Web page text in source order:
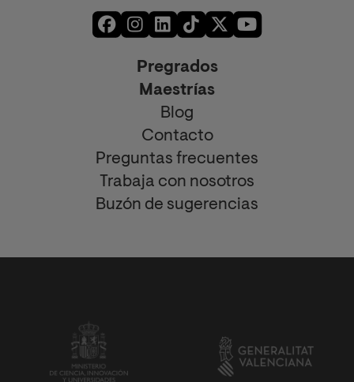
Pregrados
Maestrías
Blog
Contacto
Preguntas frecuentes
Trabaja con nosotros
Buzón de sugerencias